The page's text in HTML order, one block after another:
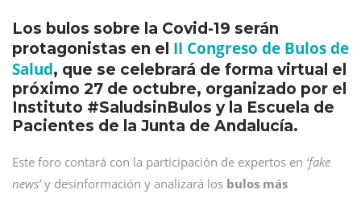
Los bulos sobre la Covid-19 serán
protagonistas en el II Congreso de Bulos de
Salud, que se celebrará de forma virtual el
próximo 27 de octubre, organizado por el
Instituto #SaludsinBulos y la Escuela de
Pacientes de la Junta de Andalucía.
Este foro contará con la participación de expertos en ‘fake
news’y desinformación y analizará los bulos más